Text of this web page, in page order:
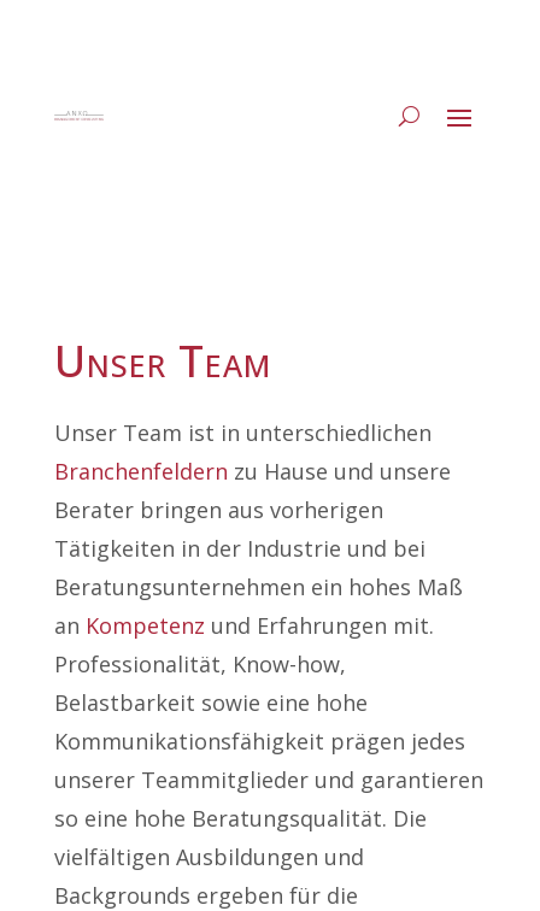
Unser Team
Unser Team ist in unterschiedlichen
Branchenfeldern zu Hause und unsere
Berater bringen aus vorherigen
Tätigkeiten in der Industrie und bei
Beratungsunternehmen ein hohes Maß
an Kompetenz und Erfahrungen mit.
Professionalität, Know-how,
Belastbarkeit sowie eine hohe
Kommunikationsfähigkeit prägen jedes
unserer Teammitglieder und garantieren
so eine hohe Beratungsqualität. Die
vielfältigen Ausbildungen und
Backgrounds ergeben für die